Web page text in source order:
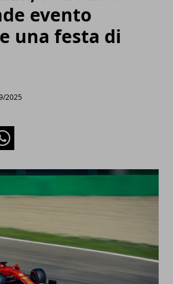
evento
una festa di
2025